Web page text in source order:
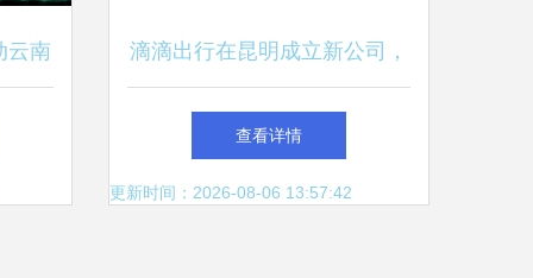
云南
筑
滴滴出行在昆明成立新公司，
深化西南地区网络技术布局
查看详情
更新时间：2026-08-06 13:57:42